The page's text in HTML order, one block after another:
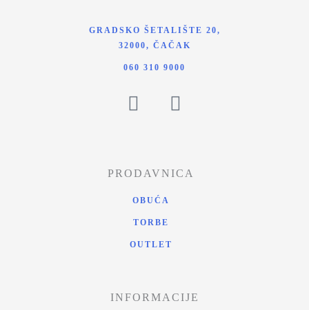
GRADSKO ŠETALIŠTE 20,
32000, ČAČAK
060 310 9000
PRODAVNICA
OBUĆA
TORBE
OUTLET
INFORMACIJE